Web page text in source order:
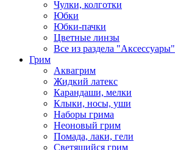
Чулки, колготки
Юбки
Юбки-пачки
Цветные линзы
Все из раздела "Аксессуары"
Грим
Аквагрим
Жидкий латекс
Карандаши, мелки
Клыки, носы, уши
Наборы грима
Неоновый грим
Помада, лаки, гели
Светящийся грим